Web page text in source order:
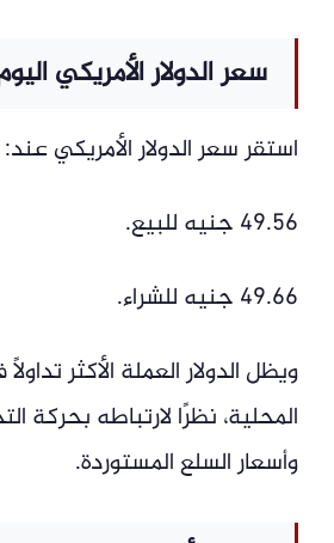
سعر الدولار الأمريكي
استقر سعر الدولار الأمريكي عند:
49.56 جنيه للبيع.
49.66 جنيه للشراء.
ويظل الدولار العملة الأكثر
المحلية، نظرًا لارتباطه بحركة
وأسعار السلع المستوردة.